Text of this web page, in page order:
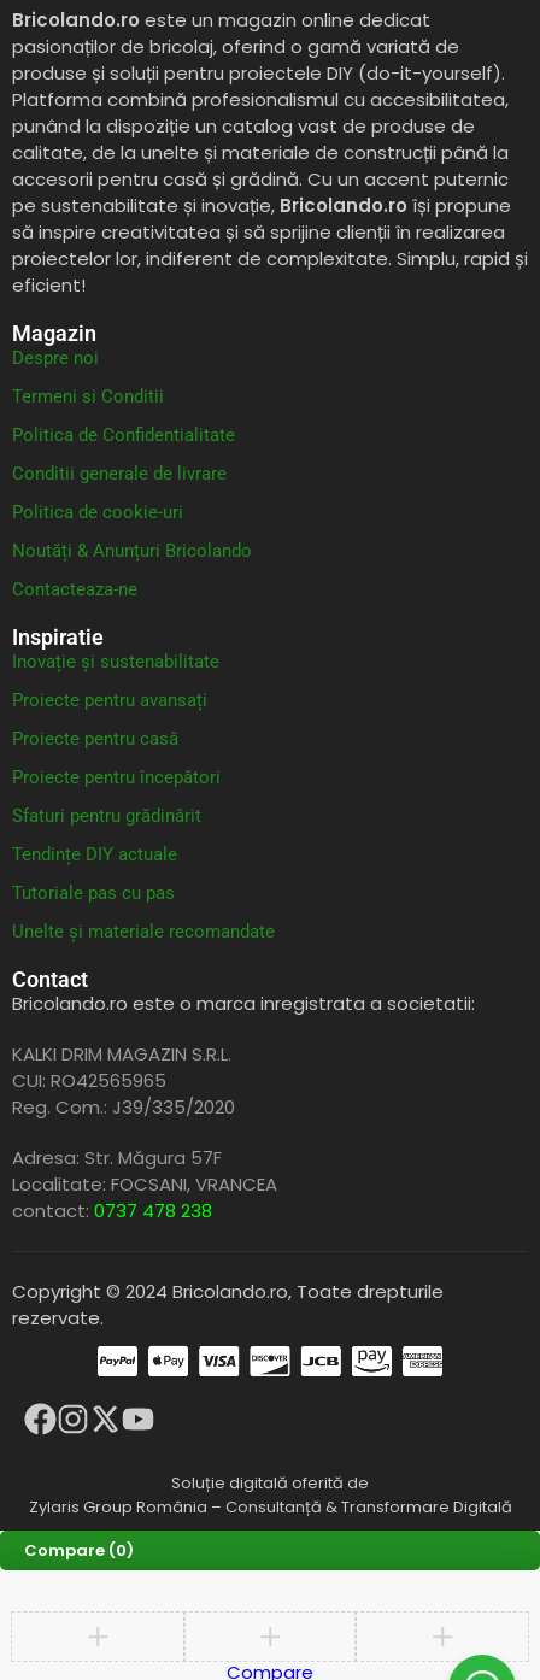
Bricolando.ro este un magazin online dedicat
pasionaților de bricolaj, oferind o gamă variată de
produse și soluții pentru proiectele DIY (do-it-yourself).
Platforma combină profesionalismul cu accesibilitatea,
punând la dispoziție un catalog vast de produse de
calitate, de la unelte și materiale de construcții până la
accesorii pentru casă și grădină. Cu un accent puternic
pe sustenabilitate și inovație, Bricolando.ro își propune
să inspire creativitatea și să sprijine clienții în realizarea
proiectelor lor, indiferent de complexitate. Simplu, rapid și
eficient!
Magazin
Despre noi
Termeni si Conditii
Politica de Confidentialitate
Conditii generale de livrare
Politica de cookie-uri
Noutăți & Anunțuri Bricolando
Contacteaza-ne
Inspiratie
Inovație și sustenabilitate
Proiecte pentru avansați
Proiecte pentru casă
Proiecte pentru începători
Sfaturi pentru grădinărit
Tendințe DIY actuale
Tutoriale pas cu pas
Unelte și materiale recomandate
Contact
Bricolando.ro este o marca inregistrata a societatii:
KALKI DRIM MAGAZIN S.R.L.
CUI: RO42565965
Reg. Com.: J39/335/2020
Adresa: Str. Măgura 57F
Localitate: FOCSANI,VRANCEA
contact: 0737 478 238
Copyright © 2024 Bricolando.ro, Toate drepturile
rezervate.
Soluție digitală oferită de
Zylaris Group România – Consultanță & Transformare Digitală
Compare (0)
Compare